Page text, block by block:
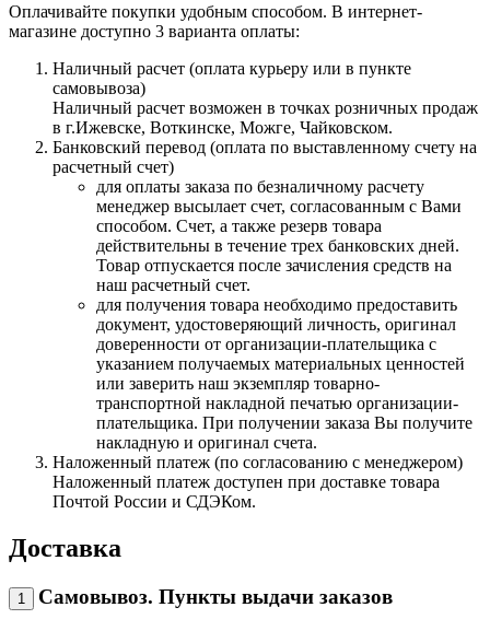
Оплачивайте покупки удобным способом. В интернет-
магазине доступно 3 варианта оплаты:
Наличный расчет (оплата курьеру или в пункте
самовывоза)
Наличный расчет возможен в точках розничных продаж
в г.Ижевске, Воткинске, Можге, Чайковском.
Банковский перевод (оплата по выставленному счету на
расчетный счет)
для оплаты заказа по безналичному расчету
менеджер высылает счет, согласованным с Вами
способом. Счет, а также резерв товара
действительны в течение трех банковских дней.
Товар отпускается после зачисления средств на
наш расчетный счет.
для получения товара необходимо предоставить
документ, удостоверяющий личность, оригинал
доверенности от организации-плательщика с
указанием получаемых материальных ценностей
или заверить наш экземпляр товарно-
транспортной накладной печатью организации-
плательщика. При получении заказа Вы получите
накладную и оригинал счета.
Наложенный платеж (по согласованию с менеджером)
Наложенный платеж доступен при доставке товара
Почтой России и СДЭКом.
Доставка
1 Самовывоз. Пункты выдачи заказов